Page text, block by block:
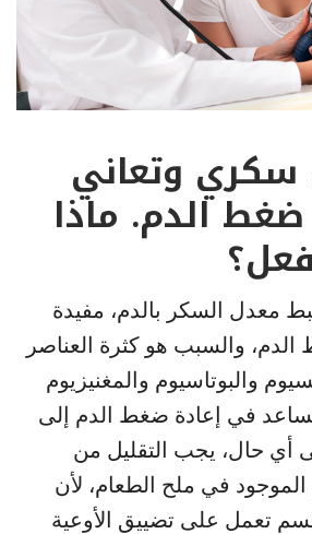
وتعاني
الدم. ماذا
معدل السكر بالدم، مفيدة
والسبب هو كثرة العناصر
والبوتاسيوم والمغنيزيوم
في إعادة ضغط الدم إلى
أي حال، يجب التقليل من
الموجود في ملح الطعام، لأن
تعمل على تضييق الأوعية